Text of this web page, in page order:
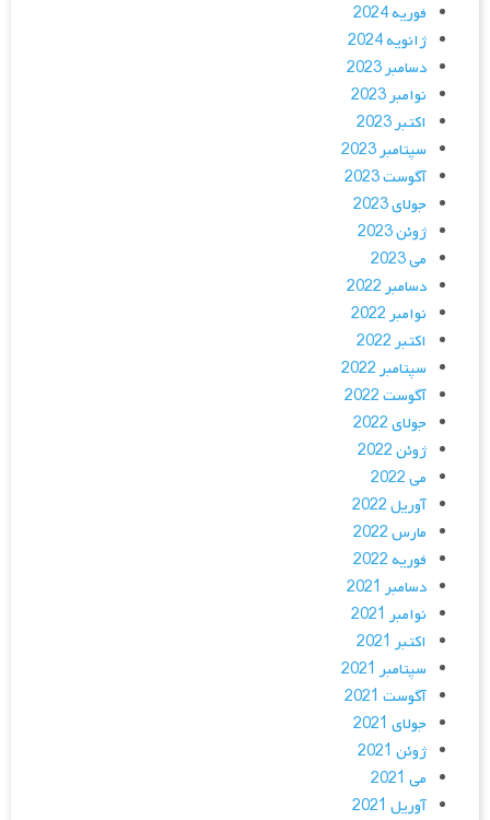
فوریه 2024
ژانویه 2024
دسامبر 2023
نوامبر 2023
اکتبر 2023
سپتامبر 2023
آگوست 2023
جولای 2023
ژوئن 2023
می 2023
دسامبر 2022
نوامبر 2022
اکتبر 2022
سپتامبر 2022
آگوست 2022
جولای 2022
ژوئن 2022
می 2022
آوریل 2022
مارس 2022
فوریه 2022
دسامبر 2021
نوامبر 2021
اکتبر 2021
سپتامبر 2021
آگوست 2021
جولای 2021
ژوئن 2021
می 2021
آوریل 2021